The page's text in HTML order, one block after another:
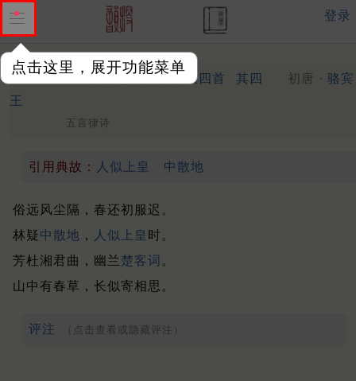
点击这里，展开功能菜单
登录
同辛簿简仰酬思玄上人林泉四首 其四 初唐 · 骆宾
王
五言律诗
引用典故： 人似上皇 中散地
俗远风尘隔，春还初服迟。
林疑中散地 ， 人似上皇 时。
芳杜湘君曲，幽兰楚客词 。
山中有春草，长似寄相思。
评注 （点击查看或隐藏评注）